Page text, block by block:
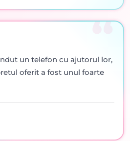
un telefon cu ajutorul lor,
oferit a fost unul foarte